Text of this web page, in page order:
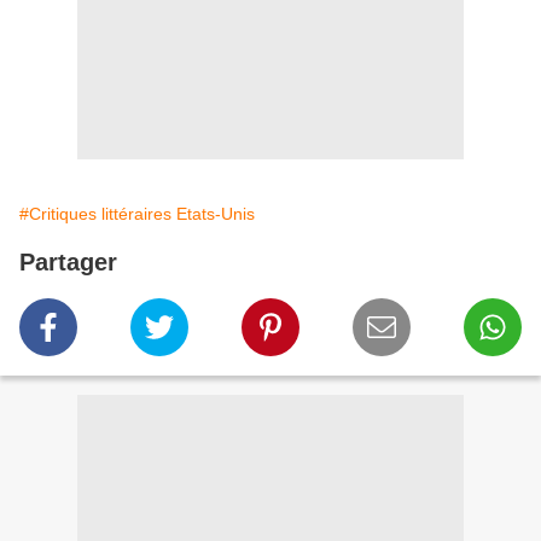
#Critiques littéraires Etats-Unis
Partager